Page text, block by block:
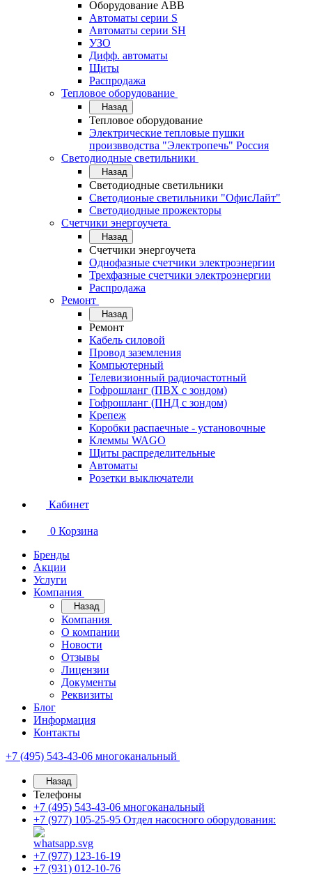
Оборудование АВВ
Автоматы серии S
Автоматы серии SH
УЗО
Дифф. автоматы
Щиты
Распродажа
Тепловое оборудование
Назад
Тепловое оборудование
Электрические тепловые пушки
произвводства "Электропечь" Россия
Светодиодные светильники
Назад
Светодиодные светильники
Светодионые светильники "ОфисЛайт"
Светодиодные прожекторы
Счетчики энергоучета
Назад
Счетчики энергоучета
Однофазные счетчики электроэнергии
Трехфазные счетчики электроэнергии
Распродажа
Ремонт
Назад
Ремонт
Кабель силовой
Провод заземления
Компьютерный
Телевизионный радиочастотный
Гофрошланг (ПВХ с зондом)
Гофрошланг (ПНД с зондом)
Крепеж
Коробки распаечные - установочные
Клеммы WAGO
Щиты распределительные
Автоматы
Розетки выключатели
Кабинет
0 Корзина
Бренды
Акции
Услуги
Компания
Назад
Компания
О компании
Новости
Отзывы
Лицензии
Документы
Реквизиты
Блог
Информация
Контакты
+7 (495) 543-43-06 многоканальный
Назад
Телефоны
+7 (495) 543-43-06 многоканальный
+7 (977) 105-25-95 Отдел насосного оборудования:
+7 (977) 123-16-19
+7 (931) 012-10-76